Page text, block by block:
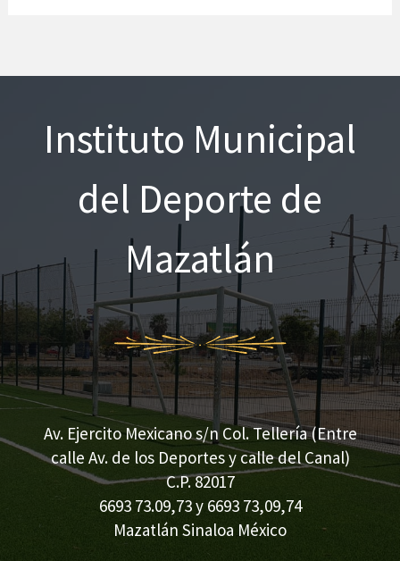
Instituto Municipal
del Deporte de
Mazatlán
Av. Ejercito Mexicano s/n Col. Tellería (Entre
calle Av. de los Deportes y calle del Canal)
C.P. 82017
6693 73.09,73 y 6693 73,09,74
Mazatlán Sinaloa México